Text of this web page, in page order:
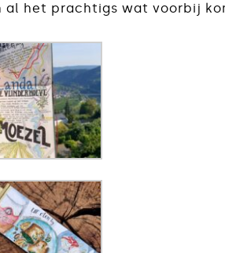
het prachtigs wat voorbij